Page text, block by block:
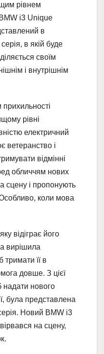
рівнем
i3 Unique
в
в якій буде
своїм
і внутрішнім
рівні
електричний
ветеранство і
відмінні
обличчям нових
сцену і пропонують
коли мова
відіграє його
вирішила
тримати її в
довше. З цієї
надати нового
була представлена
Новий BMW i3
на сцену,